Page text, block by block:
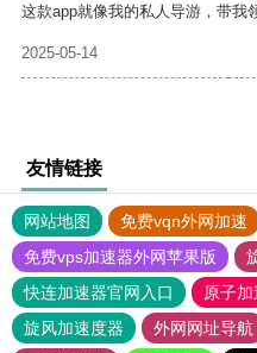
这款app就像我的私人导游，带我
2025-05-14
友情链接
网站地图 免费vqn外网加速
免费vps加速器外网苹果版
快连加速器官网入口
原子加
旋风加速度器
外网网址导航